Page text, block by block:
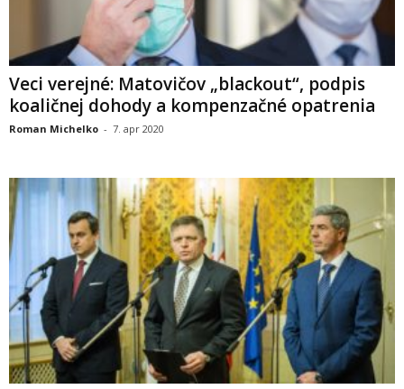
Veci verejné: Matovičov „blackout“, podpis
koaličnej dohody a kompenzačné opatrenia
Roman Michelko - 7. apr 2020